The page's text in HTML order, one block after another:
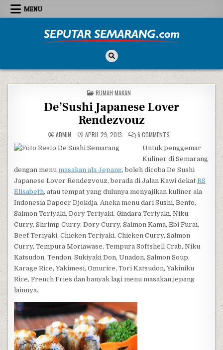
Skip to content
MENU
POSTED IN
RUMAH MAKAN
De’Sushi Japanese Lover
Rendezvouz
ADMIN APRIL 29, 2013 6 COMMENTS
Untuk penggemar
Kuliner di Semarang
dengan menumasakan ala Jepang, boleh dicoba De Sushi
Japanese Lover Rendezvouz, berada di Jalan Kawi dekatRS
Elisabeth, atau tempat yang dulunya menyajikan kuliner ala
Indonesia Dapoer Djokdja. Aneka menu dari Sushi, Bento,
Salmon Teriyaki, Dory Teriyaki, Gindara Teriyaki, Niku
Curry, Shrimp Curry, Dory Curry, Salmon Kama, Ebi Furai,
Beef Teriyaki, Chicken Teriyaki, Chicken Curry, Salmon
Curry, Tempura Moriawase, Tempura Softshell Crab, Niku
Katsudon, Tendon, Sukiyaki Don, Unadon, Salmon Soup,
Karage Rice, Yakimesi, Omurice, Tori Katsudon, Yakiniku
Rice, French Fries dan banyak lagi menu masakan jepang
lainnya.